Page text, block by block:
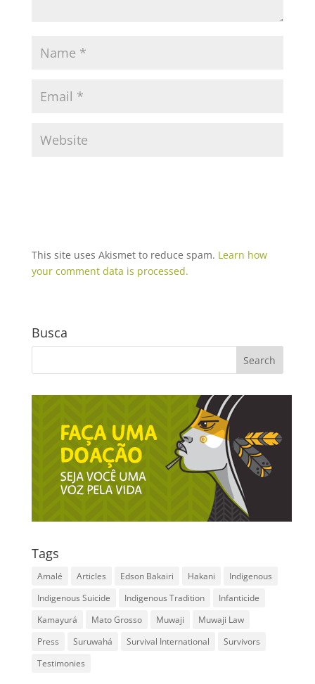
This site uses Akismet to reduce spam. Learn how
your comment data is processed.
Busca
Tags
Amalé Articles Edson Bakairi Hakani
Indigenous
Indigenous Suicide
Indigenous Tradition
Infanticide
Kamayurá
Mato Grosso Muwaji
Muwaji Law
Press
Suruwahá Survival International
Survivors
Testimonies